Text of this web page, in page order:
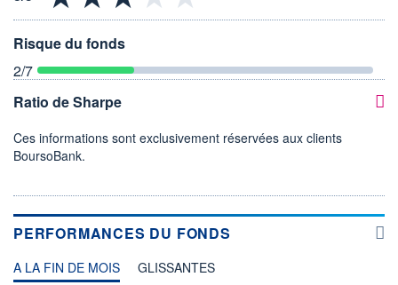
Risque du fonds
2/7
Ratio de Sharpe
Ces informations sont exclusivement réservées aux clients
BoursoBank.
PERFORMANCES DU FONDS
A LA FIN DE MOIS GLISSANTES